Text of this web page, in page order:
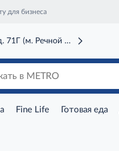
для бизнеса
(м. Речной вокзал)
Fine Life Готовая еда